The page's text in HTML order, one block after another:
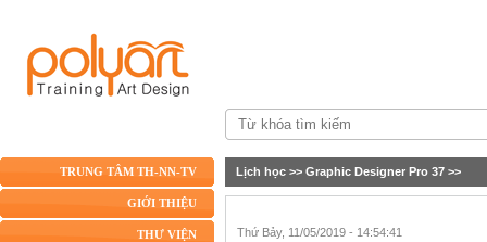
TRUNG TÂM TH-NN-TV
GIỚI THIỆU
THƯ VIỆN
Lịch học >> Graphic Designer Pro 37 >>
Thứ Bảy, 11/05/2019 - 14:54:41